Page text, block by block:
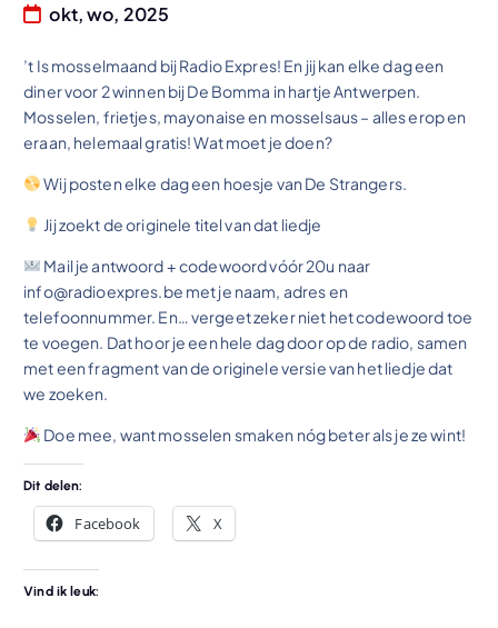
okt, wo, 2025
’t Is mosselmaand bij Radio Expres! En jij kan elke dag een
diner voor 2 winnen bij De Bomma in hartje Antwerpen.
Mosselen, frietjes, mayonaise en mosselsaus – alles erop en
eraan, helemaal gratis! Wat moet je doen?
Wij posten elke dag een hoesje van De Strangers.
Jij zoekt de originele titel van dat liedje
Mail je antwoord + codewoord vóór 20u naar
info@radioexpres.be met je naam, adres en
telefoonnummer. En… vergeet zeker niet het codewoord toe
te voegen. Dat hoor je een hele dag door op de radio, samen
met een fragment van de originele versie van het liedje dat
we zoeken.
Doe mee, want mosselen smaken nóg beter als je ze wint!
Dit delen:
Facebook X
Vind ik leuk: